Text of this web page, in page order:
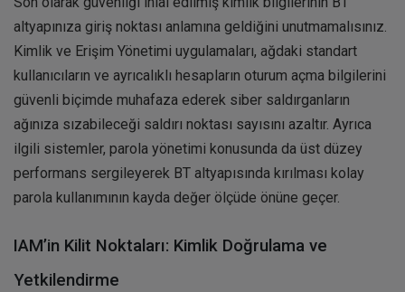
altyapınıza giriş noktası anlamına geldiğini unutmamalısınız.
Kimlik ve Erişim Yönetimi uygulamaları, ağdaki standart
kullanıcıların ve ayrıcalıklı hesapların oturum açma bilgilerini
güvenli biçimde muhafaza ederek siber saldırganların
ağınıza sızabileceği saldırı noktası sayısını azaltır. Ayrıca
ilgili sistemler, parola yönetimi konusunda da üst düzey
performans sergileyerek BT altyapısında kırılması kolay
parola kullanımının kayda değer ölçüde önüne geçer.
IAM’in Kilit Noktaları: Kimlik Doğrulama ve
Yetkilendirme